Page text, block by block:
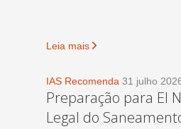
Leia mais
IAS Recomenda 31 julho
Preparação para El
Legal do